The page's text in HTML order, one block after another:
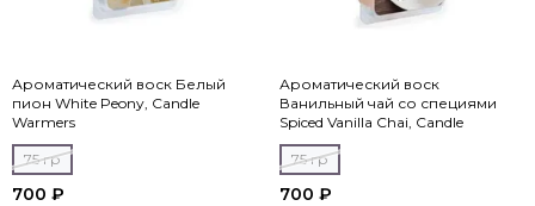
Ароматический воск Белый
пион White Peony, Candle
Warmers
75 гр
700 ₽
Ароматический воск
Ванильный чай со специями
Spiced Vanilla Chai, Candle
Warmers
75 гр
700 ₽